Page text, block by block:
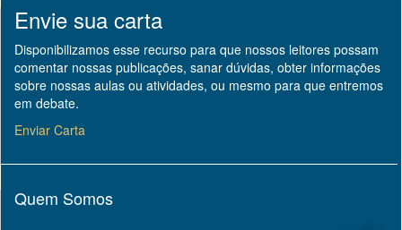
Envie sua carta
Disponibilizamos esse recurso para que nossos leitores possam
comentar nossas publicações, sanar dúvidas, obter informações
sobre nossas aulas ou atividades, ou mesmo para que entremos
em debate.
Enviar Carta
Quem Somos